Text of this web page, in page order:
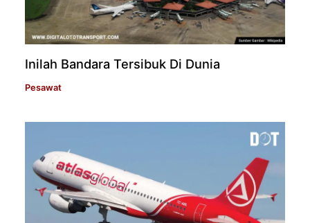
Inilah Bandara Tersibuk Di Dunia
Pesawat